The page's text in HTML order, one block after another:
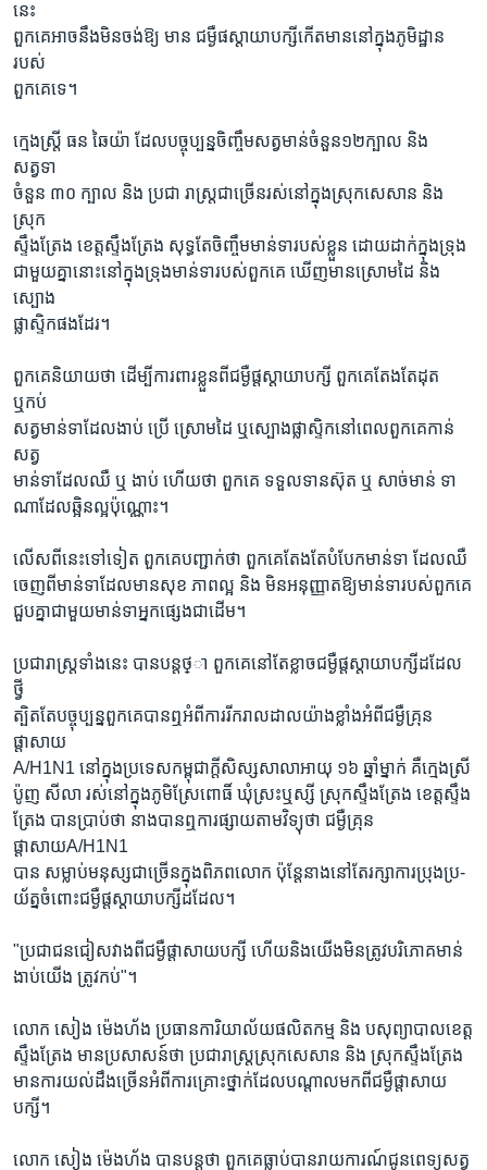
នេះ
ពួកគេអាចនឹងមិនចង់ឱ្យ មាន ជម្ងឺផ‏ស្តាយាបក្សីកើតមាននៅក្នុងភូមិដ្ឋាន
របស់
ពួកគេទេ។
ក្មេងស្រ្តី ធន ឆៃយ៉ា ដែលបច្ចុប្បន្នចិញ្ចឹមសត្វមាន់ចំនួន១២ក្បាល និង
សត្វទា
ចំនួន ៣០ ក្បាល និង ប្រជា រាស្រ្តជាច្រើនរស់នៅក្នុងស្រុកសេសាន និង
ស្រុក
ស្ទឹងត្រែង ខេត្តស្ទឹងត្រែង សុទ្ធតែចិញ្ចឹមមាន់ទារបស់ខ្លួន ដោយដាក់ក្នុងទ្រុង
ជាមួយគ្នានោះនៅក្នុងទ្រុងមាន់ទារបស់ពួកគេ ឃើញមានស្រោមដៃ និង
ស្បោង
ផ្លាស្ទិកផងដែរ។
ពួកគេនិយាយថា ដើម្បីការពារខ្លួនពីជម្ងឺផ្តស្តាយាបក្សី ពួកគេតែងតែដុត
ឬកប់
សត្វមាន់ទាដែលងាប់ ប្រើ ស្រោមដៃ ឬស្បោងផ្លាស្ទិកនៅពេលពួកគេកាន់
សត្វ
មាន់ទាដែលឈឺ ឬ ងាប់ ហើយថា ពួកគេ ទទួលទានស៊ុត ឬ សាច់មាន់ ទា
ណាដែលឆ្អិនល្អប៉ុណ្ណោះ។
លើសពីនេះទៅទៀត ពួកគេបញ្ជាក់ថា ពួកគេតែងតែបំបែកមាន់ទា ដែលឈឺ
ចេញពីមាន់ទាដែលមានសុខ ភាពល្អ និង មិនអនុញ្ញាតឱ្យមាន់ទារបស់ពួកគេ
ជួបគ្នាជាមួយមាន់ទាអ្នកផ្សេងជាដើម។
ប្រជារាស្ត្រទាំងនេះ បានបន្តថ្ា ពួកគេនៅតែខ្លាចជម្ងឺផ្តស្តាយាបក្សីដដែល
ថ្វី
ត្បិតតែបច្ចុប្បន្នពួកគេបានឮអំពីការរីករាលដាលយ៉ាងខ្លាំងអំពីជម្ងឺគ្រុន
ផ្តាសាយ
A/H1N1 នៅក្នុងប្រទេសកម្ពុជាក្តីសិស្សសាលាអាយុ ១៦ ឆ្នាំម្នាក់ គឺក្មេងស្រី
ប៉ូញ សីលា រស់នៅក្នុងភូមិស្រែពោធិ៍ ឃុំស្រះឬស្សី ស្រុកស្ទឹងត្រែង ខេត្តស្ទឹង
ត្រែង បានប្រាប់ថា នាងបានឮការផ្សាយតាមវិទ្យុថា ជម្ងឺគ្រុន
ផ្តាសាយA/H1N1
បាន សម្លាប់មនុស្សជាច្រើនក្នុងពិភពលោក ប៉ុន្តែនាងនៅតែរក្សាការប្រុងប្រ-
យ័ត្នចំពោះជម្ងឺផ្តស្តាយាបក្សីដដែល។
"ប្រជាជនជៀសវាងពីជម្ងឺផ្តាសាយបក្សី ហើយនិងយើងមិនត្រូវបរិភោគមាន់
ងាប់យើង ត្រូវកប់"។
លោក សៀង ម៉េងហ័ង ប្រធានការិយាល័យផលិតកម្ម និង បសុព្យាបាលខេត្ត
ស្ទឹងត្រែង មានប្រសាសន៍ថា ប្រជារាស្ត្រស្រុកសេសាន និង ស្រុកស្ទឹងត្រែង
មានការយល់ដឹងច្រើនអំពីការគ្រោះថ្នាក់ដែលបណ្តាលមកពីជម្ងឺផ្តាសាយ
បក្សី។
លោក សៀង ម៉េងហ័ង បានបន្តថា ពួកគេធ្លាប់បានរាយការណ៍ជូនពេទ្យសត្វ